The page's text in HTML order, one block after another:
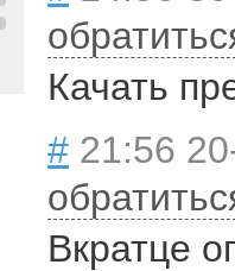
Качать
# 21:56
Вкратце